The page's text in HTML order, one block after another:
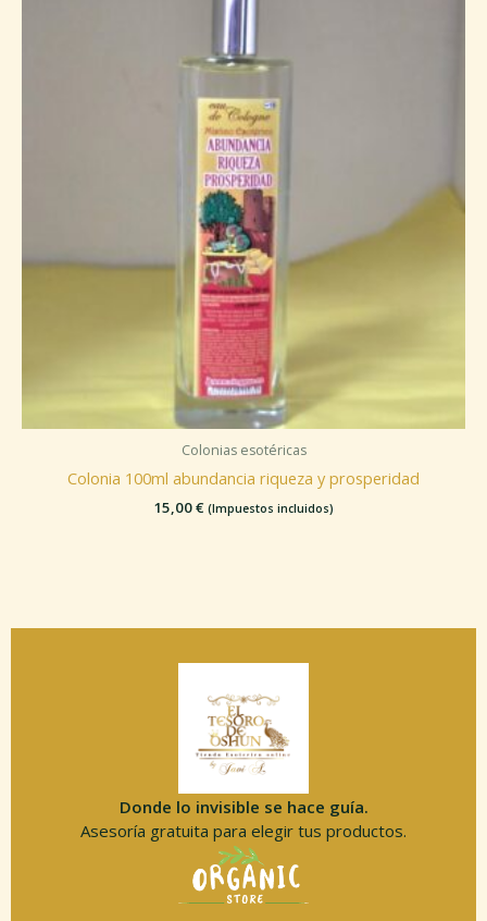
Colonias esotéricas
Colonia 100ml abundancia riqueza y prosperidad
15,00€ (Impuestos incluidos)
Donde lo invisible se hace guía.
Asesoría gratuita para elegir tus productos.